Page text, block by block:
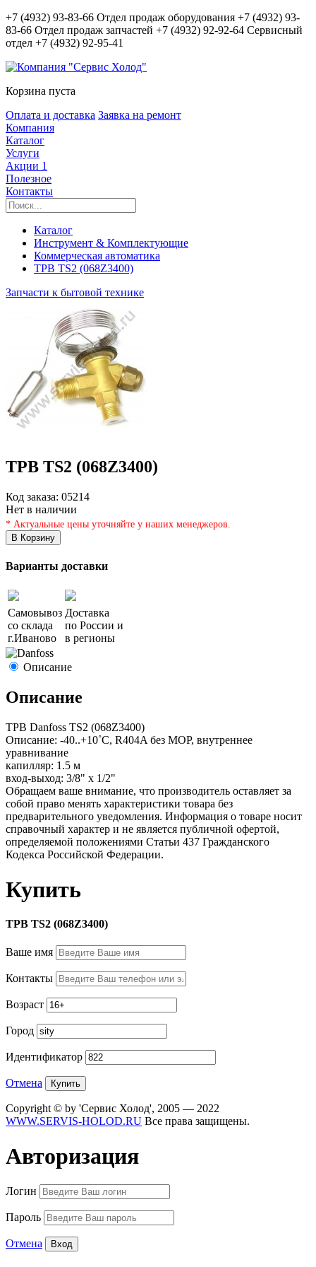
+7 (4932) 93-83-66 Отдел продаж оборудования +7 (4932) 93-
83-66 Отдел продаж запчастей +7 (4932) 92-92-64 Сервисный
отдел +7 (4932) 92-95-41
Корзина пуста
Оплата и доставка Заявка на ремонт
Компания
Каталог
Услуги
Акции 1
Полезное
Контакты
Каталог
Инструмент & Комплектующие
Коммерческая автоматика
ТРВ TS2 (068Z3400)
Запчасти к бытовой технике
ТРВ TS2 (068Z3400)
Код заказа: 05214
Нет в наличии
* Актуальные цены уточняйте у наших менеджеров.
В Корзину
Варианты доставки
Самовывоз
со склада
г.Иваново
Доставка
по России и
в регионы
Описание
Описание
ТРВ Danfoss TS2 (068Z3400)
Описание: -40..+10˚С, R404A без МОР, внутреннее
уравнивание
капилляр: 1.5 м
вход-выход: 3/8" x 1/2"
Обращаем ваше внимание, что производитель оставляет за
собой право менять характеристики товара без
предварительного уведомления. Информация о товаре носит
справочный характер и не является публичной офертой,
определяемой положениями Статьи 437 Гражданского
Кодекса Российской Федерации.
Купить
ТРВ TS2 (068Z3400)
Ваше имя
Контакты
Возраст
Город
Идентификатор
Отмена
Copyright © by 'Сервис Холод', 2005 — 2022
WWW.SERVIS-HOLOD.RU Все права защищены.
Авторизация
Логин
Пароль
Отмена